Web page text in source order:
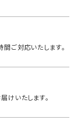
間ご対応いたします。
けいたします。